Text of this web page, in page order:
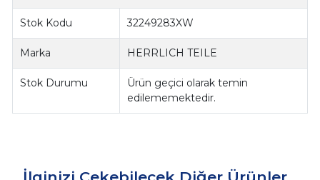
Stok Kodu 32249283XW
Marka HERRLICH TEILE
Stok Durumu
Ürün geçici olarak temin
edilememektedir.